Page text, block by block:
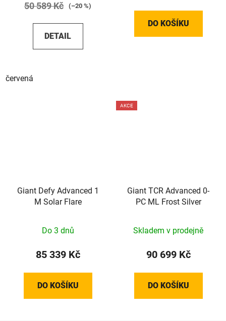
50 589 Kč (–20 %)
DETAIL
červená
DO KOŠÍKU
Giant Defy Advanced 1
M Solar Flare
Do 3 dnů
85 339 Kč
DO KOŠÍKU
AKCE
Giant TCR Advanced 0-
PC ML Frost Silver
Skladem v prodejně
90 699 Kč
DO KOŠÍKU